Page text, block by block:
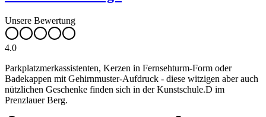
Unsere Bewertung
4.0
Parkplatzmerkassistenten, Kerzen in Fernsehturm-Form oder
Badekappen mit Gehirnmuster-Aufdruck - diese witzigen aber auch
nützlichen Geschenke finden sich in der Kunstschule.D im
Prenzlauer Berg.